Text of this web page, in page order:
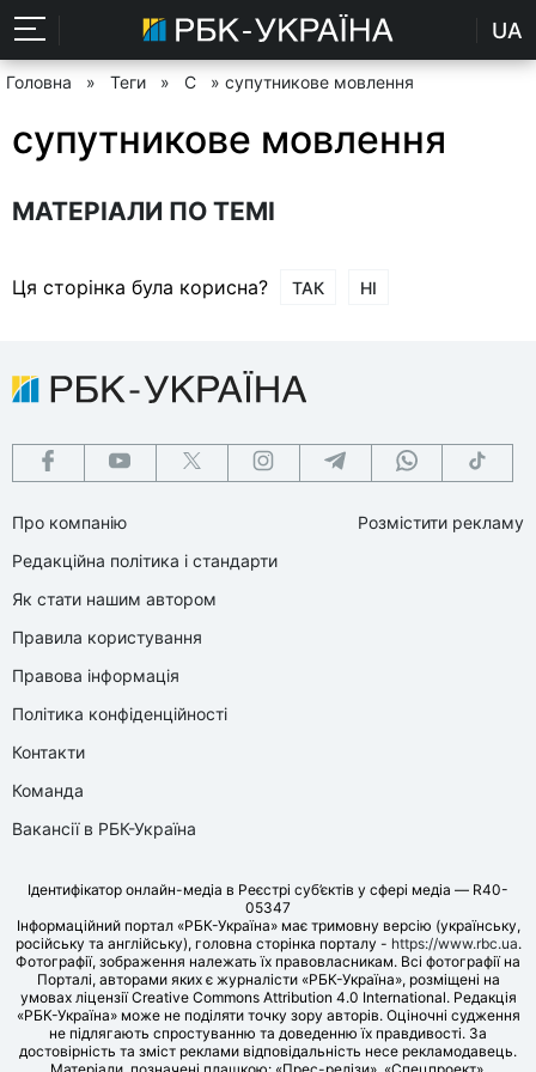
UA
Головна » Теги » С » супутникове мовлення
супутникове мовлення
МАТЕРІАЛИ ПО ТЕМІ
Ця сторінка була корисна? ТАК НІ
Про компанію
Редакційна політика і стандарти
Як стати нашим автором
Правила користування
Правова інформація
Політика конфіденційності
Контакти
Команда
Вакансії в РБК-Україна
Розмістити рекламу
Ідентифікатор онлайн-медіа в Реєстрі суб’єктів у сфері медіа — R40-
05347
Інформаційний портал «РБК-Україна» має тримовну версію (українську,
російську та англійську), головна сторінка порталу - https://www.rbc.ua.
Фотографії, зображення належать їх правовласникам. Всі фотографії на
Порталі, авторами яких є журналісти «РБК-Україна», розміщені на
умовах ліцензії Creative Commons Attribution 4.0 International. Редакція
«РБК-Україна» може не поділяти точку зору авторів. Оціночні судження
не підлягають спростуванню та доведенню їх правдивості. За
достовірність та зміст реклами відповідальність несе рекламодавець.